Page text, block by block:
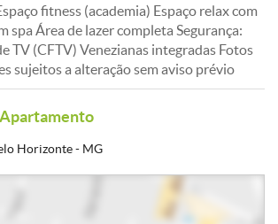
fitness (academia) Espaço relax com
spa Área de lazer completa Segurança:
TV (CFTV) Venezianas integradas Fotos
sujeitos a alteração sem aviso prévio
Apartamento
Horizonte - MG